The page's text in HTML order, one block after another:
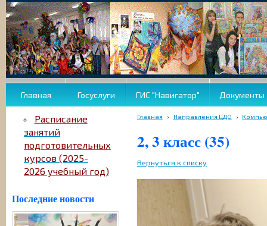
Главная Госуслуги ГИС "Навигатор" Документы
Расписание
занятий
подготовительных
курсов (2025-
2026 учебный год)
Последние новости
Главная › Направления ЦДО ›
2, 3 класс (35)
Вернуться к списку